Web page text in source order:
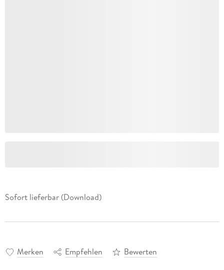
Sofort lieferbar (Download)
Merken Empfehlen Bewerten